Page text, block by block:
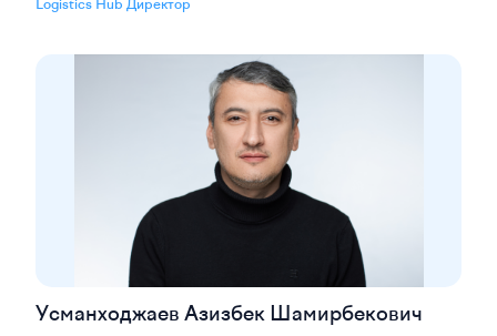
Logistics Hub Директор
Усманходжаев Азизбек Шамирбекович